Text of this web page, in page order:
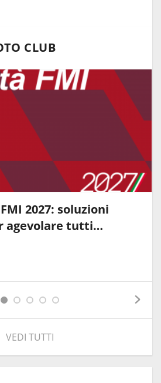
CLUB
2027: soluzioni
agevolare tutti…
VEDI TUTTI